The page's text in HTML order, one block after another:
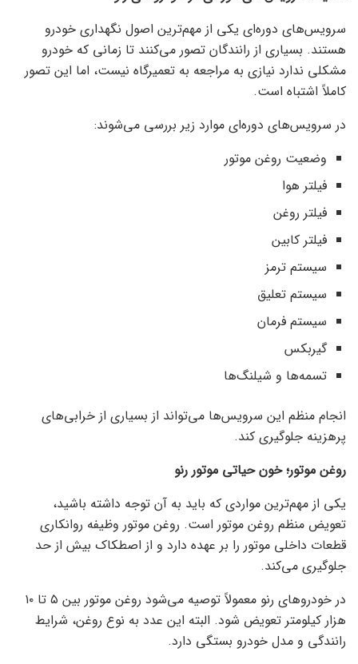
سرویس‌های دوره‌ای یکی از مهم‌ترین اصول نگهداری خودرو
هستند. بسیاری از رانندگان تصور می‌کنند تا زمانی که خودرو
مشکلی ندارد نیازی به مراجعه به تعمیرگاه نیست، اما این تصور
کاملاً اشتباه است.
در سرویس‌های دوره‌ای موارد زیر بررسی می‌شوند:
وضعیت روغن موتور
فیلتر هوا
فیلتر روغن
فیلتر کابین
سیستم ترمز
سیستم تعلیق
سیستم فرمان
گیربکس
تسمه‌ها و شیلنگ‌ها
انجام منظم این سرویس‌ها می‌تواند از بسیاری از خرابی‌های
پرهزینه جلوگیری کند.
روغن موتور؛ خون حیاتی موتور رنو
یکی از مهم‌ترین مواردی که باید به آن توجه داشته باشید،
تعویض منظم روغن موتور است. روغن موتور وظیفه روانکاری
قطعات داخلی موتور را بر عهده دارد و از اصطکاک بیش از حد
جلوگیری می‌کند.
در خودروهای رنو معمولاً توصیه می‌شود روغن موتور بین ۵ تا ۱۰
هزار کیلومتر تعویض شود. البته این عدد به نوع روغن، شرایط
رانندگی و مدل خودرو بستگی دارد.